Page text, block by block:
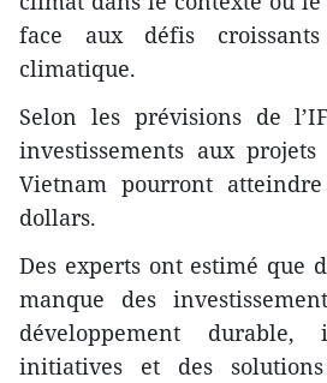
face aux défis
climatique.
Selon les prévisions de
investissements aux
Vietnam pourront
dollars.
Des experts ont estimé que
manque des
développement
initiatives et des